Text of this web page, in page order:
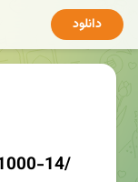
دانلود
14/